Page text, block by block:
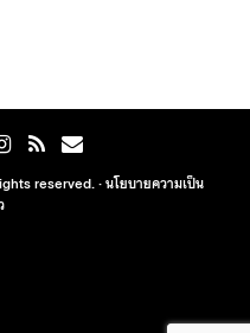
reserved. ·นโยบายความเป็น